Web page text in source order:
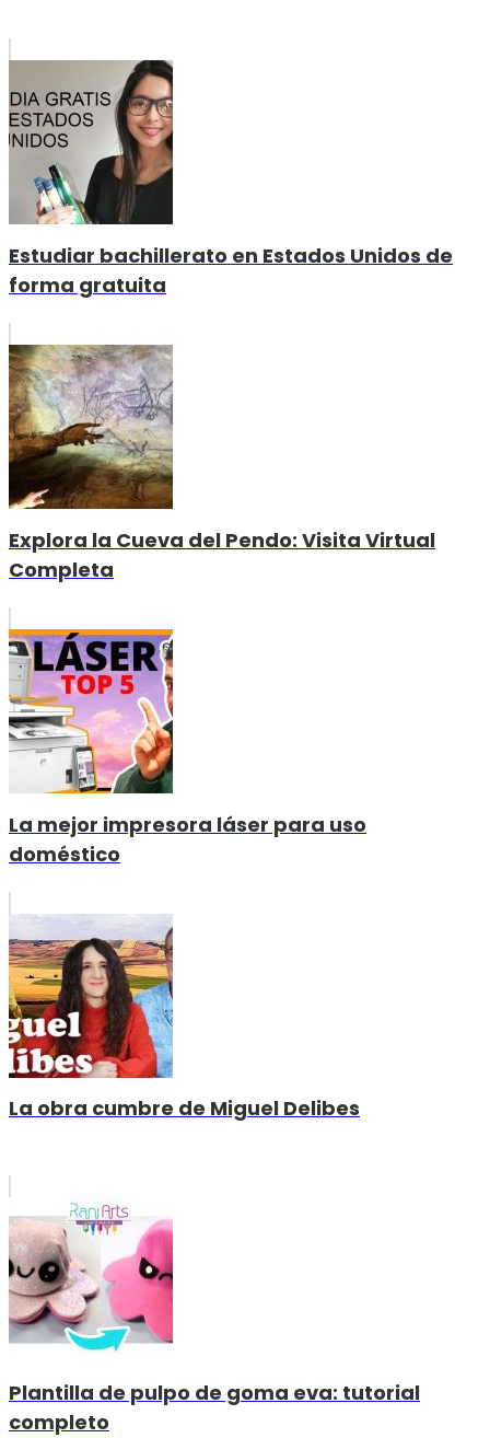
Estudiar bachillerato en Estados Unidos de
forma gratuita
Explora la Cueva del Pendo: Visita Virtual
Completa
La mejor impresora láser para uso
doméstico
La obra cumbre de Miguel Delibes
Plantilla de pulpo de goma eva: tutorial
completo